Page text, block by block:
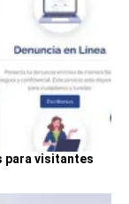
para visitantes